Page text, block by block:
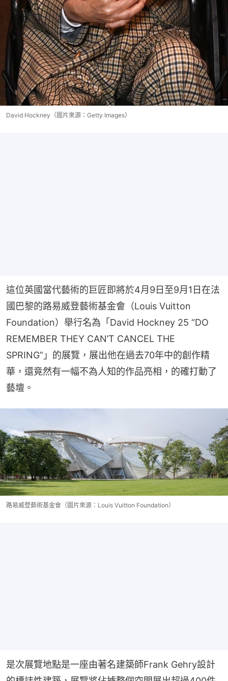
David Hockney（圖片來源：Getty Images）
這位英國當代藝術的巨匠即將於4月9日至9月1日在法
國巴黎的路易威登藝術基金會（Louis Vuitton
Foundation）舉行名為「David Hockney 25 “DO
REMEMBER THEY CAN’T CANCEL THE
SPRING”」的展覽，展出他在過去70年中的創作精
華，還竟然有一幅不為人知的作品亮相，的確打動了
藝壇。
路易威登藝術基金會（圖片來源：Louis Vuitton Foundation）
是次展覽地點是一座由著名建築師Frank Gehry設計